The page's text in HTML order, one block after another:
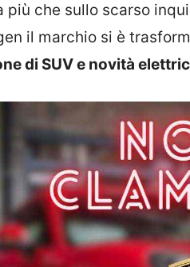
più che sullo scarso
il marchio si è
di SUV e novità